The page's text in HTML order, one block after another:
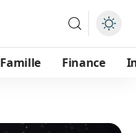
Famille Finance